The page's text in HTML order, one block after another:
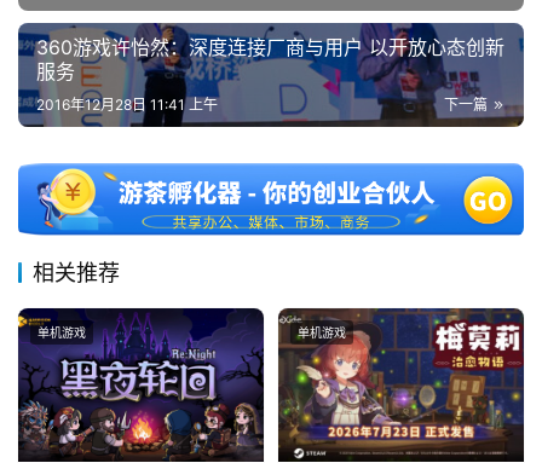
0
日
游
对
接
会
上
海
站
360游戏许怡然：深度连接厂商与用户 以开放心态创新
服务
下一篇
2016年12月28日 11:41 上午
相关推荐
单机游戏 单机游戏